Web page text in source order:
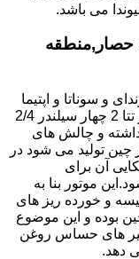
می باشد.
حصار,منطقه
و سوناتا و اپتیما
بحث می کنیم.این خودروها در ایران از موتور تتا 2 چهار سیلندر 2/4
و چالش های
چین تولید می شود در
آن برای
موتور بنا به
و خورده ریز های
بوده و این موضوع
های حساس روغن
دهد.